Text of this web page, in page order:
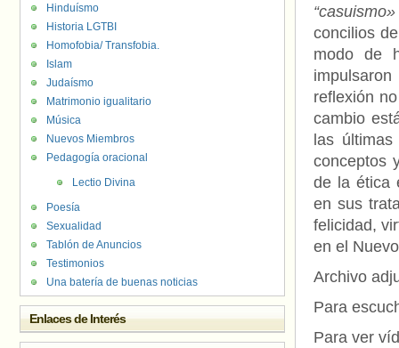
“casuismo»
concilios
modo de
reflexión
cambio
las
conceptos
de la ética
en sus
felicidad,
en el
Archivo
Para
Para ver
Hinduísmo
Historia LGTBI
Homofobia/ Transfobia.
Islam
Judaísmo
Matrimonio igualitario
Música
Nuevos Miembros
Pedagogía oracional
Lectio Divina
Poesía
Sexualidad
Tablón de Anuncios
Testimonios
Una batería de buenas noticias
Enlaces de Interés